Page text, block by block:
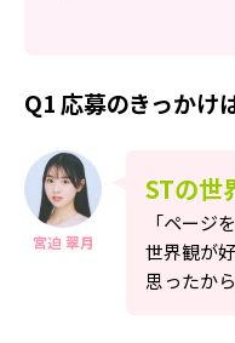
新規会員登
Q1 応募のきっかけ
宮迫 翠月
STの世
「ページ
世界観が
思ったから